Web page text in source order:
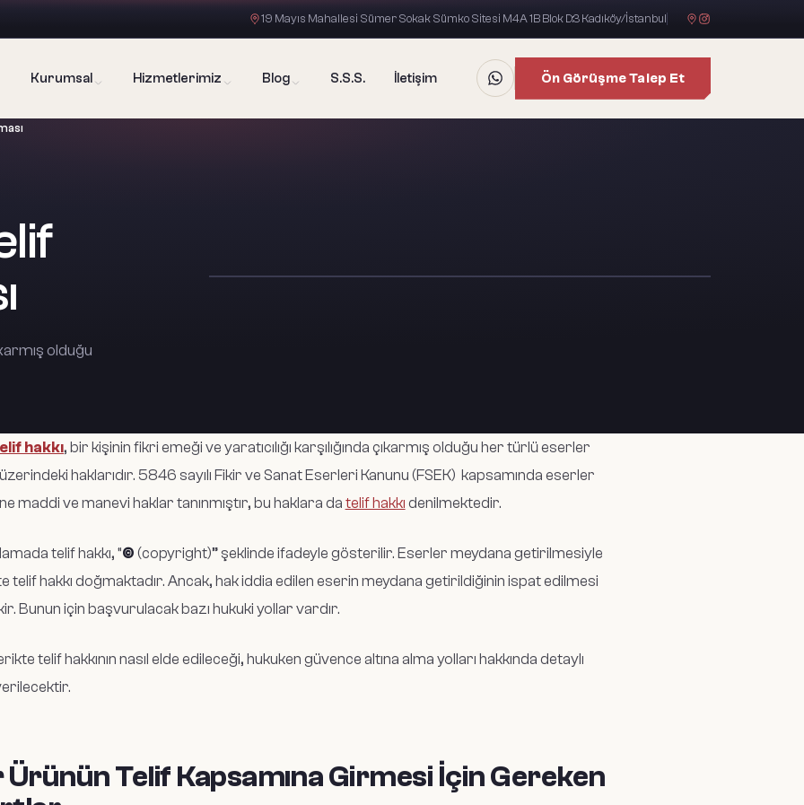
19 Mayıs Mahallesi Sümer Sokak Sümko Sitesi M4A 1B Blok D:3 Kadıköy/İstanbul
Kurumsal Hizmetlerimiz Blog S.S.S. İletişim Ön Görüşme Talep Et
olduğu
elif hakkı, bir kişinin fikri emeği ve yaratıcılığı karşılığında çıkarmış olduğu her türlü eserler
üzerindeki haklarıdır. 5846 sayılı Fikir ve Sanat Eserleri Kanunu (FSEK) kapsamında eserler
maddi ve manevi haklar tanınmıştır, bu haklara da telif hakkı denilmektedir.
telif hakkı, “© (copyright)” şeklinde ifadeyle gösterilir. Eserler meydana getirilmesiyle
telif hakkı doğmaktadır. Ancak, hak iddia edilen eserin meydana getirildiğinin ispat edilmesi
Bunun için başvurulacak bazı hukuki yollar vardır.
telif hakkının nasıl elde edileceği, hukuken güvence altına alma yolları hakkında detaylı
Ürünün Telif Kapsamına Girmesi İçin Gereken